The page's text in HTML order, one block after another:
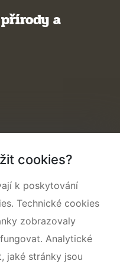
a
cookies?
k poskytování
Technické cookies
zobrazovaly
Analytické
jaké stránky jsou